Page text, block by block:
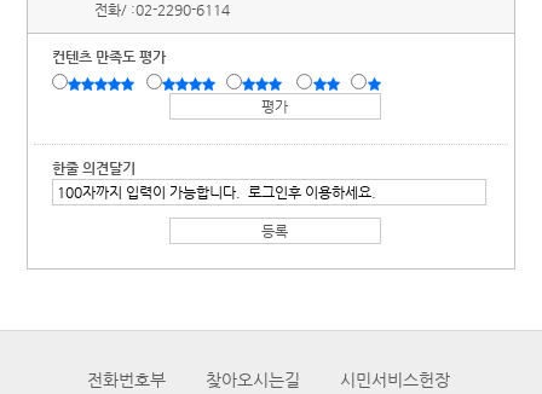
전화/ :02-2290-6114
컨텐츠 만족도 평가
한줄 의견달기
전화번호부 찾아오시는길 시민서비스헌장